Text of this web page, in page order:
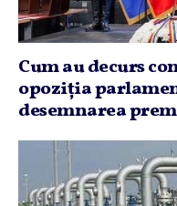
Cum au decurs
opoziţia
desemnarea